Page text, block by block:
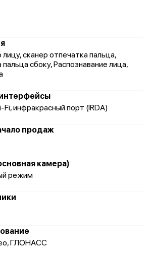
сканер отпечатка пальца,
сбоку, Распознавание лица,
инфракрасный порт (IRDA)
продаж
камера)
режим
ГЛОНАСС